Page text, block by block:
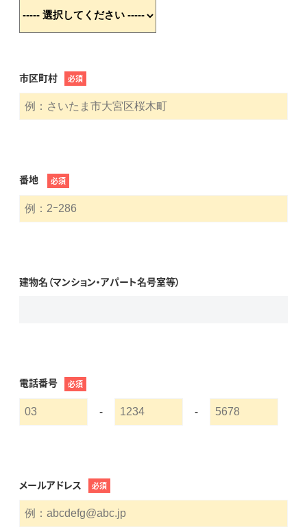
市区町村 必須
番地 必須
建物名（マンション・アパート名号室等）
電話番号 必須
- -
メールアドレス 必須